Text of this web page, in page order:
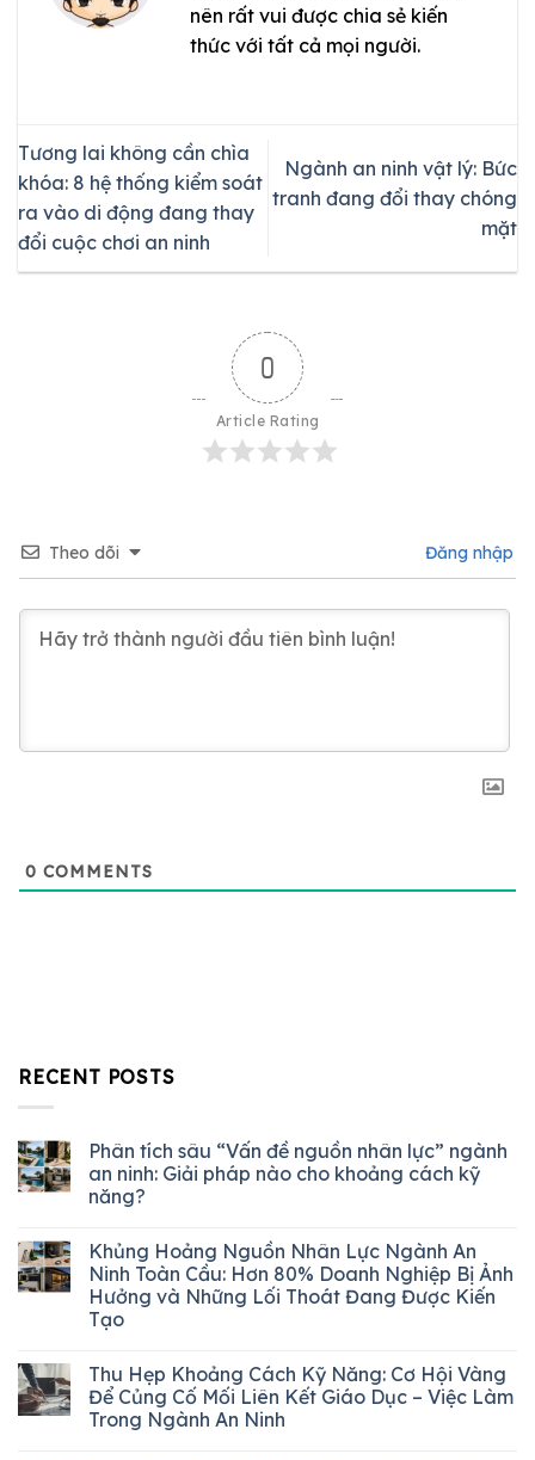
nên rất vui được chia sẻ kiến
thức với tất cả mọi người.
Tương lai không cần chìa
khóa: 8 hệ thống kiểm soát
ra vào di động đang thay
đổi cuộc chơi an ninh
Ngành an ninh vật lý: Bức
tranh đang đổi thay chóng
mặt
0
Article Rating
Theo dõi Đăng nhập
0 COMMENTS
RECENT POSTS
Phân tích sâu “Vấn đề nguồn nhân lực” ngành
an ninh: Giải pháp nào cho khoảng cách kỹ
năng?
Khủng Hoảng Nguồn Nhân Lực Ngành An
Ninh Toàn Cầu: Hơn 80% Doanh Nghiệp Bị Ảnh
Hưởng và Những Lối Thoát Đang Được Kiến
Tạo
Thu Hẹp Khoảng Cách Kỹ Năng: Cơ Hội Vàng
Để Củng Cố Mối Liên Kết Giáo Dục – Việc Làm
Trong Ngành An Ninh